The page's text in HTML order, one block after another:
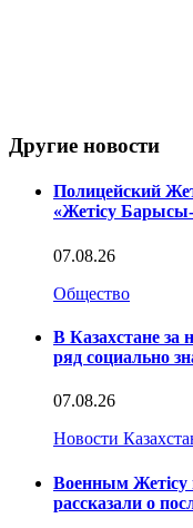
Другие новости
Полицейский
«Жетісу
07.08.26
Общество
В Казахстане за
ряд социально
07.08.26
Новости
Военным Жетісу
рассказали о